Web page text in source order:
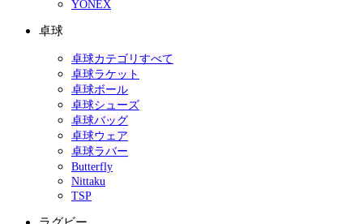
YONEX
卓球
卓球カテゴリすべて
卓球ラケット
卓球ボール
卓球シューズ
卓球バッグ
卓球ウェア
卓球ラバー
Butterfly
Nittaku
TSP